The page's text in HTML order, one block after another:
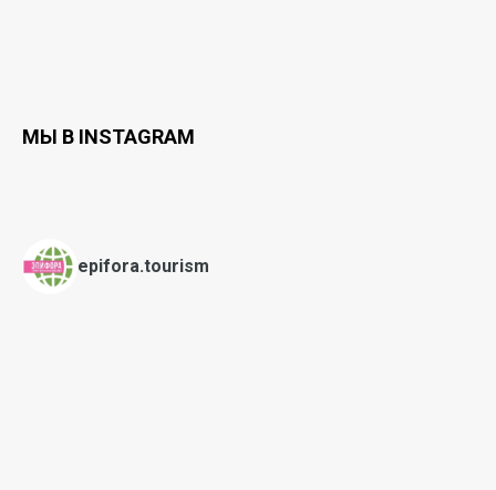
МЫ В INSTAGRAM
epifora.tourism